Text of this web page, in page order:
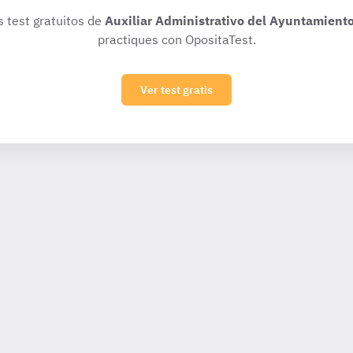
test gratuitos de Auxiliar Administrativo del
practiques con OpositaTest.
Ver test gratis